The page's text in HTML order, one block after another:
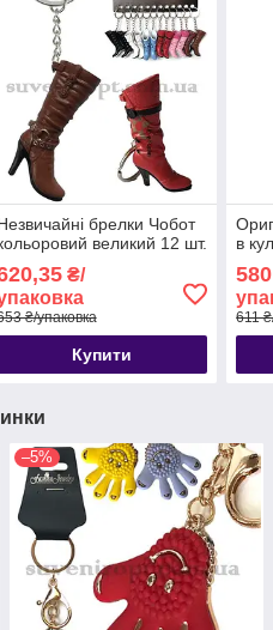
брелки Чобот
великий 12 шт.
₴/
₴/упаковка
Купити
в
611
–5%